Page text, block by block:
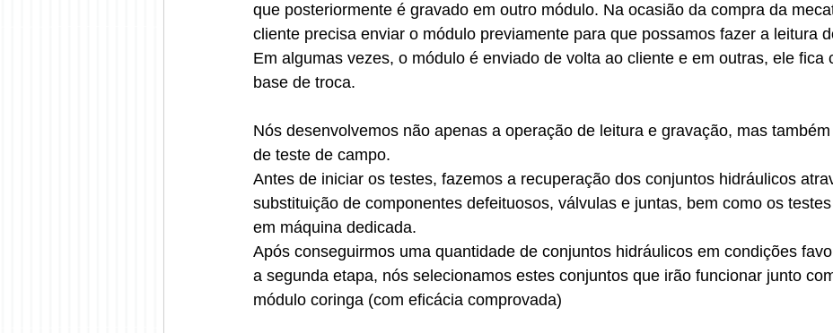
que posteriormente é gravado em outro módulo. Na ocasião da compra da
cliente precisa enviar o módulo previamente para que possamos fazer a leitura
Em algumas vezes, o módulo é enviado de volta ao cliente e em outras, ele fica
base de troca.
Nós desenvolvemos não apenas a operação de leitura e gravação, mas
de teste de campo.
Antes de iniciar os testes, fazemos a recuperação dos conjuntos hidráulicos
substituição de componentes defeituosos, válvulas e juntas, bem como os
em máquina dedicada.
Após conseguirmos uma quantidade de conjuntos hidráulicos em condições
a segunda etapa, nós selecionamos estes conjuntos que irão funcionar junto
módulo coringa (com eficácia comprovada)